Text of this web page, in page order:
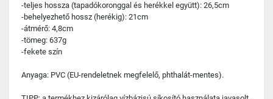
-teljes hossza (tapadókoronggal és herékkel együtt): 26,5cm
-behelyezhető hossz (herékig): 21cm
-átmérő: 4,8cm
-tömeg: 637g
-fekete szín
Anyaga: PVC (EU-rendeletnek megfelelő, phthalát-mentes).